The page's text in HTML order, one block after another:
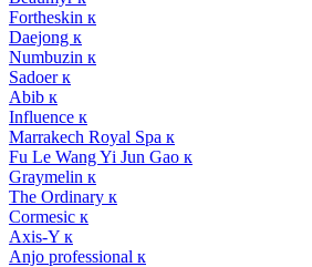
Fortheskin к
Daejong к
Numbuzin к
Sadoer к
Abib к
Influence к
Marrakech Royal Spa к
Fu Le Wang Yi Jun Gao к
Graymelin к
The Ordinary к
Cormesic к
Axis-Y к
Anjo professional к